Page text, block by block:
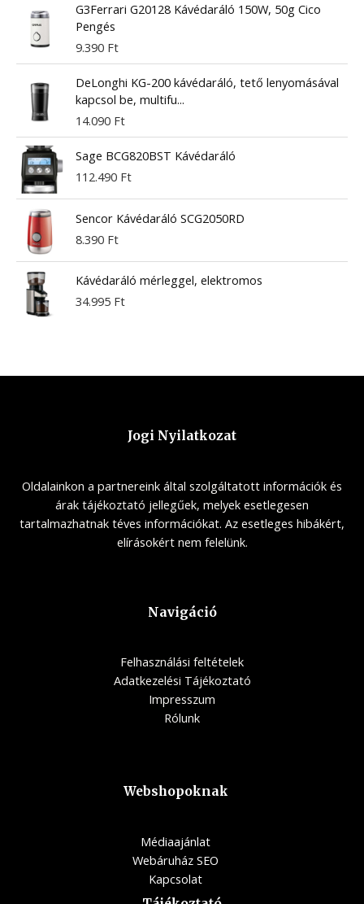
G3Ferrari G20128 Kávédaráló 150W, 50g Cico
Pengés
9.390 Ft
DeLonghi KG-200 kávédaráló, tető lenyomásával
kapcsol be, multifu...
14.090 Ft
Sage BCG820BST Kávédaráló
112.490 Ft
Sencor Kávédaráló SCG2050RD
8.390 Ft
Kávédaráló mérleggel, elektromos
34.995 Ft
Jogi Nyilatkozat
Oldalainkon a partnereink által szolgáltatott információk és
árak tájékoztató jellegűek, melyek esetlegesen
tartalmazhatnak téves információkat. Az esetleges hibákért,
elírásokért nem felelünk.
Navigáció
Felhasználási feltételek
Adatkezelési Tájékoztató
Impresszum
Rólunk
Webshopoknak
Médiaajánlat
Webáruház SEO
Kapcsolat